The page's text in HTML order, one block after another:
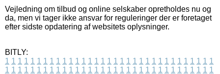
Vejledning om tilbud og online selskaber opretholdes nu og
da, men vi tager ikke ansvar for reguleringer der er foretaget
efter sidste opdatering af websitets oplysninger.
BITLY:
1 1 1 1 1 1 1 1 1 1 1 1 1 1 1 1 1 1 1 1 1 1 1 1 1 1 1 1 1 1 1 1 1
1 1 1 1 1 1 1 1 1 1 1 1 1 1 1 1 1 1 1 1 1 1 1 1 1 1 1 1 1 1 1 1 1